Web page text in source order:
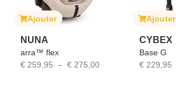
Ajouter
NUNA
arra™ flex
€ 259,95 – € 275,00
Ajouter
CYBEX
Base G
€ 229,95